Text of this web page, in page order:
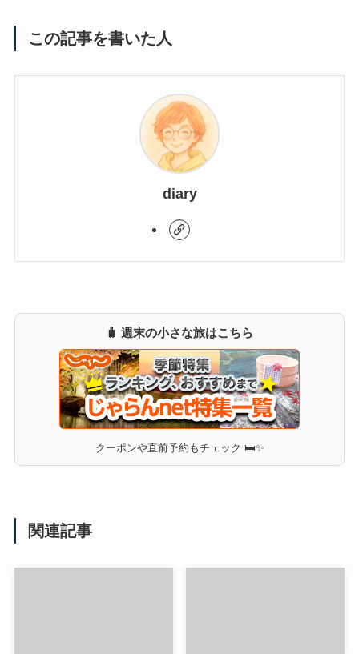
この記事を書いた人
diary
🧳 週末の小さな旅はこちら
クーポンや直前予約もチェック 🛏✨
関連記事